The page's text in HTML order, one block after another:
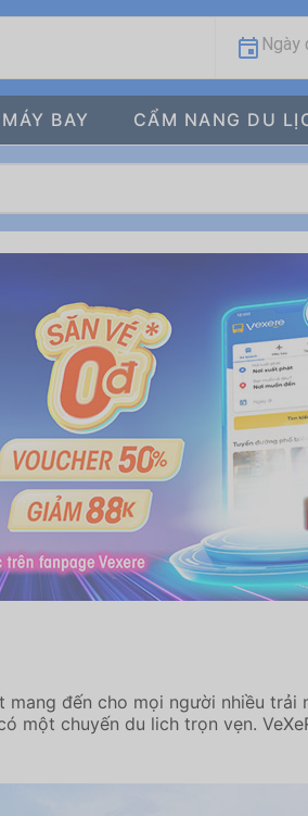
Ngày
MÁY BAY CẨM NANG DU
đến cho mọi người nhiều trải
một chuyến du lich trọn vẹn.